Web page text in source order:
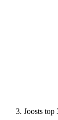
Joosts top